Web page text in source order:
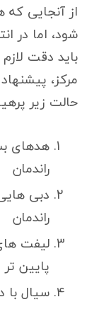
از آنجایی که
شود، اما در
باید دقت
مرکز،
حالت زیر
هدهای
راندمان
دبی
راندمان
پایین
سیال با